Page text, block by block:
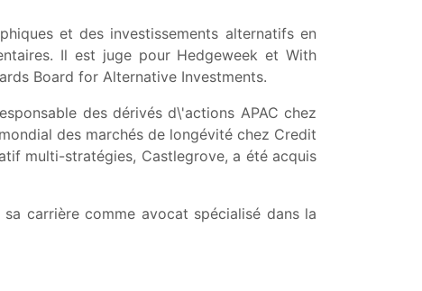
et des investissements alternatifs en
Il est juge pour Hedgeweek et With
Board for Alternative Investments.
des dérivés d\'actions APAC chez
des marchés de longévité chez Credit
multi-stratégies, Castlegrove, a été acquis
carrière comme avocat spécialisé dans la